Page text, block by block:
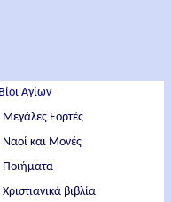
Βίοι Αγίων
Μεγάλες Εορτές
Ναοί και Μονές
Ποιήματα
Χριστιανικά βιβλία